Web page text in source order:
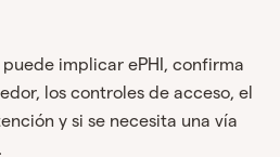
implicar ePHI, confirma
los controles de acceso, el
y si se necesita una vía